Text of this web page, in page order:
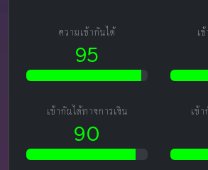
ความเข้ากันได้
95
เ
เข้ากันได้ทางการเงิน
90
เข้